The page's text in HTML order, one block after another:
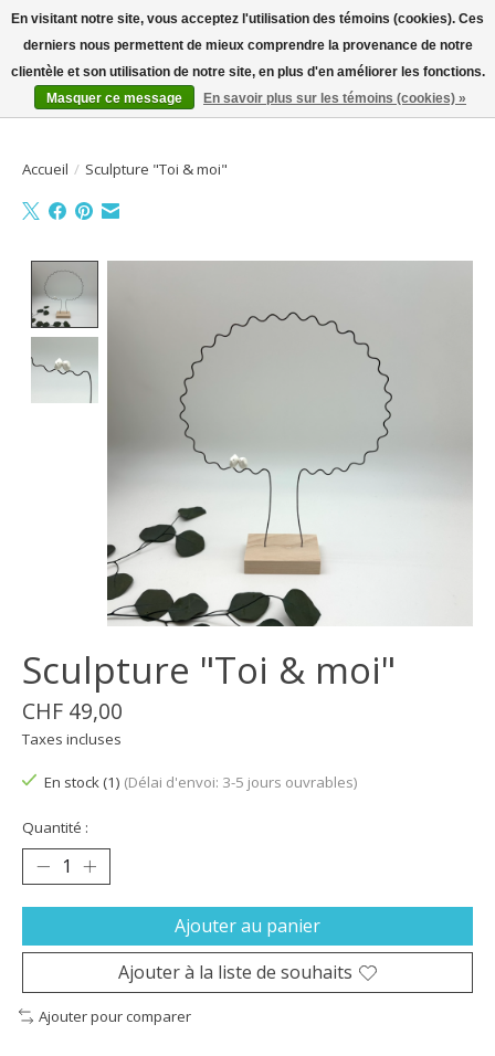
Bienvenue sur la boutique en ligne
Liste dePanier
Accueil / Sculpture "Toi & moi"
Sculpture "Toi & moi"
CHF 49,00
Taxes incluses
En stock (1) (Délai d'envoi: 3-5 jours ouvrables)
Quantité :
Ajouter au panier
Ajouter à la liste de souhaits
Ajouter pour comparer
En visitant notre site, vous acceptez l'utilisation des témoins (cookies). Ces
derniers nous permettent de mieux comprendre la provenance de notre
clientèle et son utilisation de notre site, en plus d'en améliorer les fonctions.
Masquer ce message
En savoir plus sur les témoins (cookies) »